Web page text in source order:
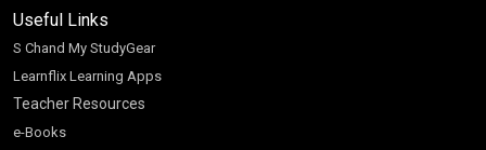
Useful Links
S Chand My StudyGear
Learnflix Learning Apps
Teacher Resources
e-Books